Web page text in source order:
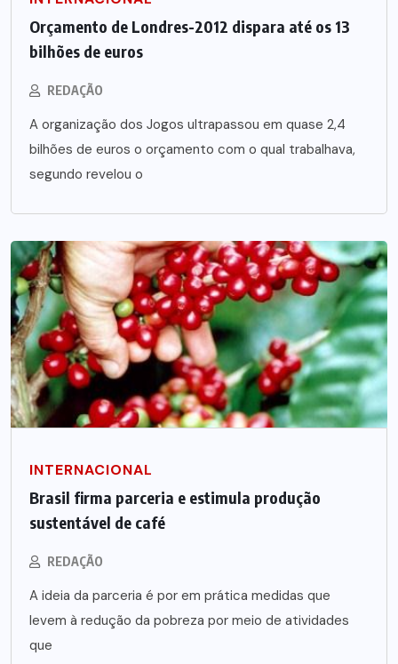
Orçamento de Londres-2012 dispara até os 13
bilhões de euros
REDAÇÃO
A organização dos Jogos ultrapassou em quase 2,4
bilhões de euros o orçamento com o qual trabalhava,
segundo revelou o
INTERNACIONAL
Brasil firma parceria e estimula produção
sustentável de café
REDAÇÃO
A ideia da parceria é por em prática medidas que
levem à redução da pobreza por meio de atividades
que